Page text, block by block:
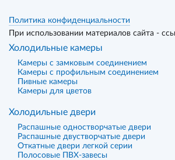
Политика конфиденциальности
При использовании материалов сайта -
Холодильные камеры
Камеры с замковым соединением
Камеры с профильным соединением
Пивные камеры
Камеры для цветов
Холодильные двери
Распашные одностворчатые двери
Распашные двустворчатые двери
Откатные двери легкой серии
Полосовые ПВХ-завесы